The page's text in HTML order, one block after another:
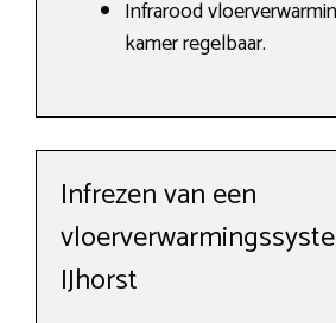
Infrarood
kamer regelbaar.
Infrezen van een
IJhorst